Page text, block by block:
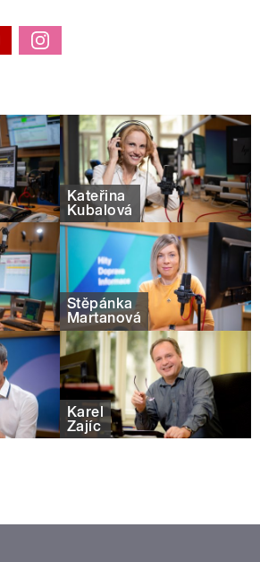
Kateřina
Kubalová
Štěpánka
Martanová
Karel
Zajíc